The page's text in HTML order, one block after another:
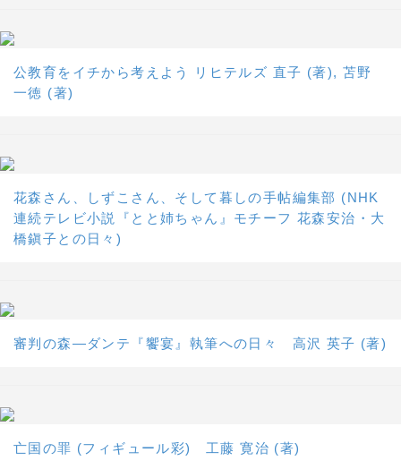
公教育をイチから考えよう リヒテルズ 直子 (著), 苫野
一徳 (著)
花森さん、しずこさん、そして暮しの手帖編集部 (NHK
連続テレビ小説『とと姉ちゃん』モチーフ 花森安治・大
橋鎭子との日々)
審判の森―ダンテ『饗宴』執筆への日々 高沢 英子 (著)
亡国の罪 (フィギュール彩) 工藤 寛治 (著)